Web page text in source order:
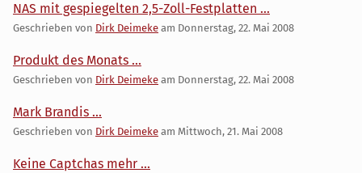
NAS mit gespiegelten 2,5-Zoll-Festplatten ...
Geschrieben von Dirk Deimeke am Donnerstag, 22. Mai 2008
Produkt des Monats ...
Geschrieben von Dirk Deimeke am Donnerstag, 22. Mai 2008
Mark Brandis ...
Geschrieben von Dirk Deimeke am Mittwoch, 21. Mai 2008
Keine Captchas mehr ...